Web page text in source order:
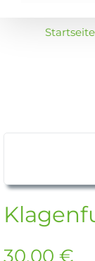
Startseite
30,00 €